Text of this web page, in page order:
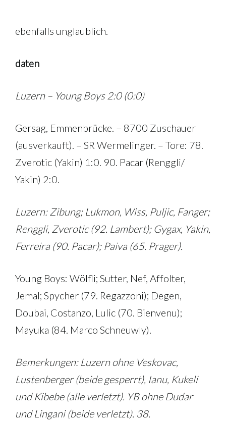
ebenfalls unglaublich.
daten
Luzern – Young Boys 2:0 (0:0)
Gersag, Emmenbrücke. – 8700 Zuschauer
(ausverkauft). – SR Wermelinger. – Tore: 78.
Zverotic (Yakin) 1:0. 90. Pacar (Renggli/
Yakin) 2:0.
Luzern: Zibung; Lukmon, Wiss, Puljic, Fanger;
Renggli, Zverotic (92. Lambert); Gygax, Yakin,
Ferreira (90. Pacar); Paiva (65. Prager).
Young Boys: Wölfli; Sutter, Nef, Affolter,
Jemal; Spycher (79. Regazzoni); Degen,
Doubai, Costanzo, Lulic (70. Bienvenu);
Mayuka (84. Marco Schneuwly).
Bemerkungen: Luzern ohne Veskovac,
Lustenberger (beide gesperrt), Ianu, Kukeli
und Kibebe (alle verletzt). YB ohne Dudar
und Lingani (beide verletzt). 38.